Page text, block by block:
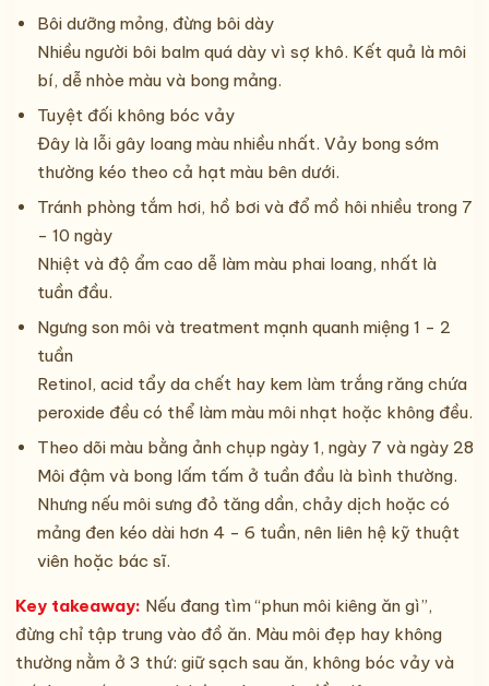
Bôi dưỡng mỏng, đừng bôi dày
Nhiều người bôi balm quá dày vì sợ khô. Kết quả là môi
bí, dễ nhòe màu và bong mảng.
Tuyệt đối không bóc vảy
Đây là lỗi gây loang màu nhiều nhất. Vảy bong sớm
thường kéo theo cả hạt màu bên dưới.
Tránh phòng tắm hơi, hồ bơi và đổ mồ hôi nhiều trong 7
- 10 ngày
Nhiệt và độ ẩm cao dễ làm màu phai loang, nhất là
tuần đầu.
Ngưng son môi và treatment mạnh quanh miệng 1 - 2
tuần
Retinol, acid tẩy da chết hay kem làm trắng răng chứa
peroxide đều có thể làm màu môi nhạt hoặc không đều.
Theo dõi màu bằng ảnh chụp ngày 1, ngày 7 và ngày 28
Môi đậm và bong lấm tấm ở tuần đầu là bình thường.
Nhưng nếu môi sưng đỏ tăng dần, chảy dịch hoặc có
mảng đen kéo dài hơn 4 - 6 tuần, nên liên hệ kỹ thuật
viên hoặc bác sĩ.
Key takeaway: Nếu đang tìm “phun môi kiêng ăn gì”,
đừng chỉ tập trung vào đồ ăn. Màu môi đẹp hay không
thường nằm ở 3 thứ: giữ sạch sau ăn, không bóc vảy và